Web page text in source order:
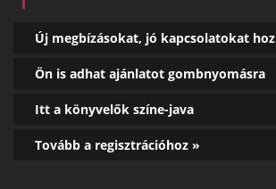
Új megbízásokat, jó kapcsolatokat hoz
Ön is adhat ajánlatot gombnyomásra
Itt a könyvelők színe-java
Tovább a regisztrációhoz »